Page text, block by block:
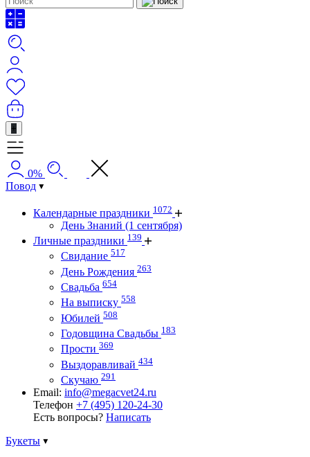
+
0%
Повод
Календарные праздники 1072
День Знаний (1 сентября)
Личные праздники 139
Свидание 517
День Рождения 263
Свадьба 654
На выписку 558
Юбилей 508
Годовщина Свадьбы 183
Прости 369
Выздоравливай 434
Скучаю 291
Email: info@megacvet24.ru
Телефон +7 (495) 120-24-30
Есть вопросы? Написать
Букеты